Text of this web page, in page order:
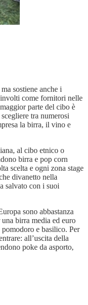
sostiene anche i
come fornitori nelle
parte del cibo è
tra numerosi
la birra, il vino e
al cibo etnico o
birra e pop corn
scelta e ogni zona stage
divanetto nella
salvato con i suoi
sono abbastanza
birra media ed euro
e basilico. Per
all’uscita della
poke da asporto,